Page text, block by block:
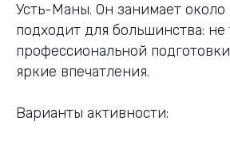
Усть-Маны. Он занимает
подходит для большинства: не
профессиональной
яркие впечатления.
Варианты активности: